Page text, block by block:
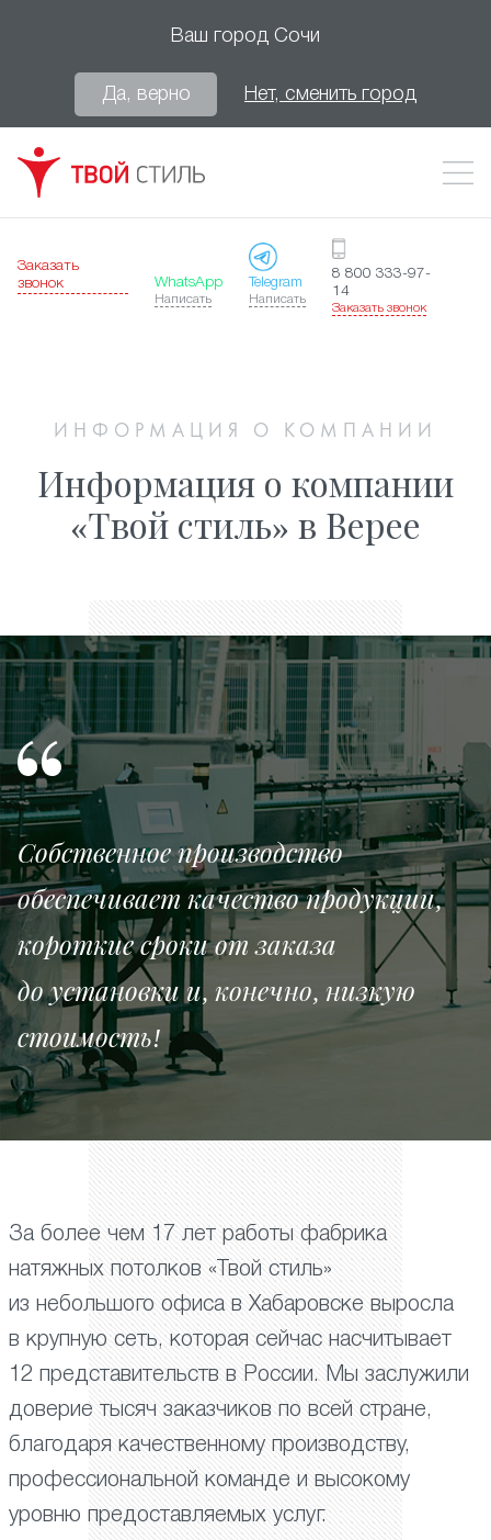
Ваш город Сочи
Да, верно Нет, сменить город
Заказать
звонок
WhatsApp
Написать
Telegram
Написать
8 800 333-97-
14
Заказать звонок
ИНФОРМАЦИЯ О КОМПАНИИ
Информация о компании
«Твой стиль» в Верее
Собственное производство
обеспечивает качество продукции,
короткие сроки от заказа
до установки и, конечно, низкую
стоимость!
За более чем 17 лет работы фабрика
натяжных потолков «Твой стиль»
из небольшого офиса в Хабаровске выросла
в крупную сеть, которая сейчас насчитывает
12 представительств в России. Мы заслужили
доверие тысяч заказчиков по всей стране,
благодаря качественному производству,
профессиональной команде и высокому
уровню предоставляемых услуг.